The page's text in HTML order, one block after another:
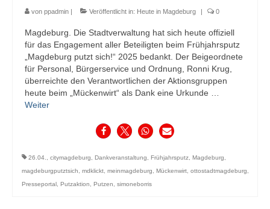
von ppadmin Veröffentlicht in: Heute in Magdeburg 0
Magdeburg. Die Stadtverwaltung hat sich heute offiziell
für das Engagement aller Beteiligten beim Frühjahrsputz
„Magdeburg putzt sich!“ 2025 bedankt. Der Beigeordnete
für Personal, Bürgerservice und Ordnung, Ronni Krug,
überreichte den Verantwortlichen der Aktionsgruppen
heute beim „Mückenwirt“ als Dank eine Urkunde …
Weiter
26.04., citymagdeburg, Dankveranstaltung, Frühjahrsputz, Magdeburg,
magdeburgputztsich, mdklickt, meinmagdeburg, Mückenwirt, ottostadtmagdeburg,
Presseportal , Putzaktion, Putzen, simoneborris